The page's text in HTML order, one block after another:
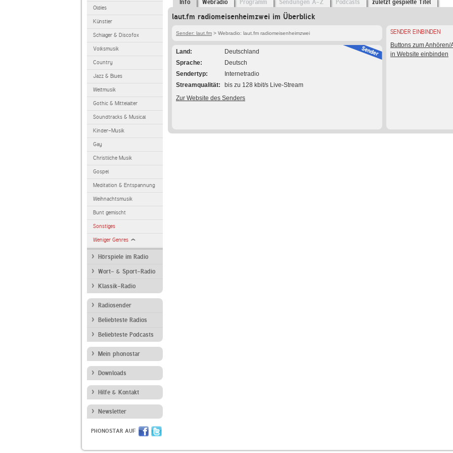
Oldies
Künstler
Schlager & Discofox
Volksmusik
Country
Jazz & Blues
Weltmusik
Gothic & Mittelalter
Soundtracks & Musical
Kinder-Musik
Gay
Christliche Musik
Gospel
Meditation & Entspannung
Weihnachtsmusik
Bunt gemischt
Sonstiges
Weniger Genres
Hörspiele im Radio
Wort- & Sport-Radio
Klassik-Radio
Radiosender
Beliebteste Radios
Beliebteste Podcasts
Mein phonostar
Downloads
Hilfe & Kontakt
Newsletter
PHONOSTAR AUF
Info Webradio Programm Sendungen A-Z Podcasts zuletzt gespielte Titel
laut.fm radiomeisenheimzwei im Überblick
Sender: laut.fm > Webradio: laut.fm radiomeisenheimzwei
Land
Deutschland
Sprache
Deutsch
Sendertyp
Internetradio
Streamqualität
bis zu 128 kbit/s Live-Stream
Zur Website des Senders
SENDER EINBINDEN
Buttons zum Anhören/
in Website einbinden